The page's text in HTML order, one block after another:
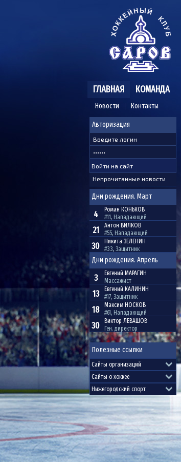
ГЛАВНАЯ
Новости Контакты
КОМАНДА
Авторизация
Непрочитанные новости
Дни рождения. Март
4 Роман КОНЬКОВ
#11, Нападающий
21 Антон ВИЛКОВ
#55, Нападающий
30 Никита ЗЕЛЕНИН
#33, Защитник
Дни рождения. Апрель
3 Евгений МАРАГИН
Массажист
13 Евгений КАЛИНИН
#17, Защитник
18 Максим НОСКОВ
#61, Нападающий
30 Виктор ЛЕВАШОВ
Ген. директор
Полезные ссылки